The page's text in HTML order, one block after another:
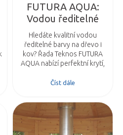
FUTURA AQUA:
Vodou ředitelné
barvy na dřevo i kov
pro dokonalý a
odolný povrch
Hledáte kvalitní vodou
ředitelné barvy na dřevo i
kov? Řada Teknos FUTURA
AQUA nabízí perfektní krytí,
složení. Ideální pro nábytek,
Číst dále